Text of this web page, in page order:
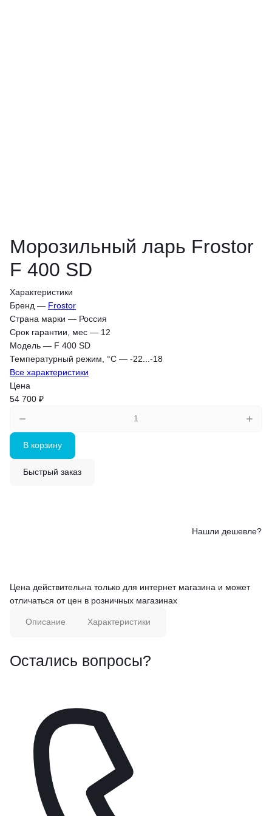
Морозильный ларь Frostor
F 400 SD
Характеристики
Бренд — Frostor
Страна марки — Россия
Срок гарантии, мес — 12
Модель — F 400 SD
Температурный режим, °С — -22...-18
Все характеристики
Цена
54 700 ₽
В корзину
Быстрый заказ
Нашли дешевле?
Цена действительна только для интернет магазина и может
отличаться от цен в розничных магазинах
Описание Характеристики
Остались вопросы?